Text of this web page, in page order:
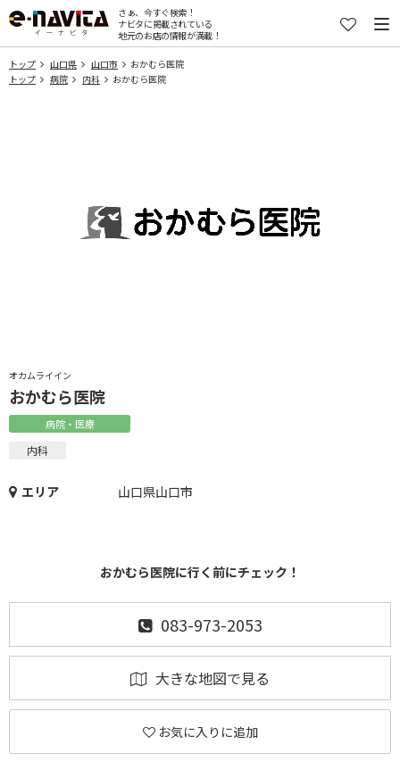
さぁ、今すぐ検索！
ナビタに掲載されている
地元のお店の情報が満載！
トップ 山口県 山口市
おかむら医院
トップ
病院 内科 おかむら医院
オカムライイン
おかむら医院
病院・医療
内科
エリア 山口県山口市
おかむら医院に行く前にチェック！
083-973-2053
大きな地図で見る
お気に入りに追加